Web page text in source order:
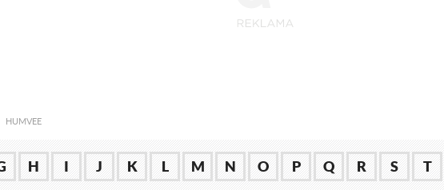
HUMVEE
H I J K L M N O P Q R S T